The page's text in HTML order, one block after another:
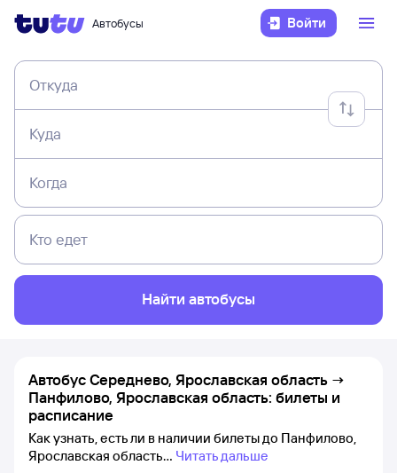
Автобусы Войти
Откуда
Куда
Когда
Кто едет
Найти автобусы
Автобус Середнево, Ярославская область →
Панфилово, Ярославская область: билеты и
расписание
Как узнать, есть ли в наличии билеты до Панфилово,
Ярославская область
Читать дальше